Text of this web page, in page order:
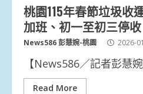
桃園115年春節垃圾
加班、初一至初三停收
News586 彭慧婉-桃園 2026-
【News586／記者彭慧
Read More